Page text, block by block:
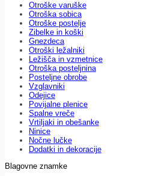
Otroške varuške
Otroška sobica
Otroške postelje
Zibelke in koški
Gnezdeca
Otroški ležalniki
Ležišča in vzmetnice
Otroška posteljnina
Posteljne obrobe
Vzglavniki
Odejice
Povijalne plenice
Spalne vreče
Vrtiljaki in obešanke
Ninice
Nočne lučke
Dodatki in dekoracije
Blagovne znamke